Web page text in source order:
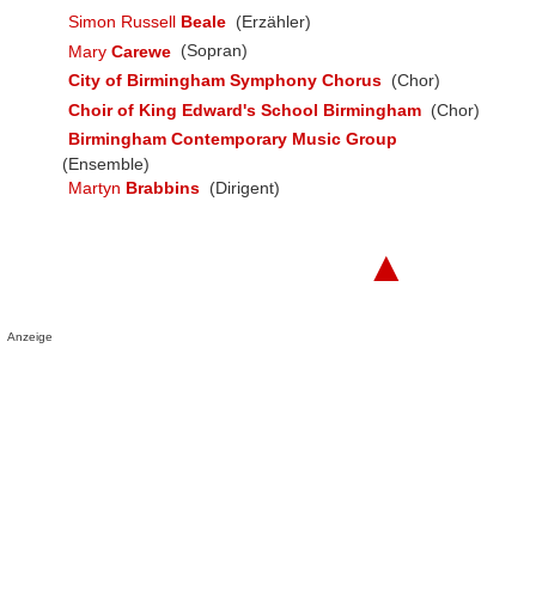
Simon Russell Beale (Erzähler)
Mary Carewe (Sopran)
City of Birmingham Symphony Chorus (Chor)
Choir of King Edward's School Birmingham (Chor)
Birmingham Contemporary Music Group
(Ensemble)
Martyn Brabbins (Dirigent)
▲
Anzeige